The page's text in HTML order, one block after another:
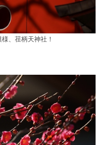
、荏柄天神社！